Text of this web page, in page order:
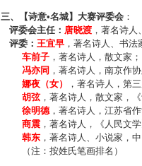
三、【诗意•名城】大赛评委会 ：
评委会主任： 唐晓渡 ，著名诗
评委： 王宜早 ，著名诗人、书
车前子 ，著名诗人，散文家；
冯亦同 ，著名诗人，南京作
娜夜（女）
，著名诗人，第
胡弦，著名诗人，散文家，
徐明德，著名诗人，江苏省
商震 ，著名诗人，《人民文
韩东 ，著名诗人、小说家，
（注：按姓氏笔画排名）